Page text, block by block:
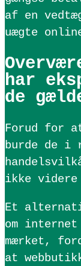
af en
uægte
har
de
Forud for
burde de i
ikke
Et
om internet
mærket,
at